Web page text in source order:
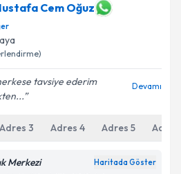
Cem Oğuz
tavsiye ederim
Devamı
Adres 3 Adres 4 Adres 5 Adres
Merkezi Haritada Göster